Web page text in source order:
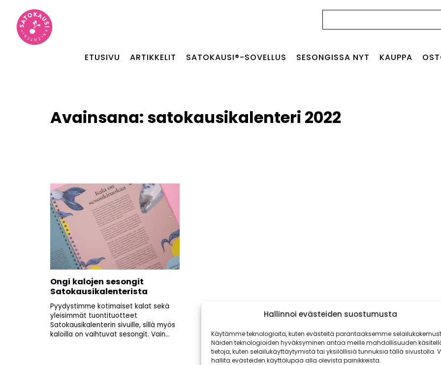
Hallinnoi evästeiden suostumusta
Käytämme teknologioita, kuten evästeitä parantaaksemme
Näiden teknologioiden hyväksyminen antaa meille mahdollisuuden
tietoja, kuten selailukäyttäytymistä tai yksilöllisiä tunnuksia tällä sivustolla.
hallita evästeiden käyttölupaa alla olevista painikkeista.
ETUSIVU ARTIKKELIT SATOKAUSI®-SOVELLUS SESONGISSA NYT KAUPPA
Avainsana: satokausikalenteri 2022
Ongi kalojen sesongit
Satokausikalenterista
Pyydystimme kotimaiset kalat sekä
yleisimmät tuontituotteet
Satokausikalenterin sivuille, sillä myös
kaloilla on vaihtuvat sesongit. Vain...